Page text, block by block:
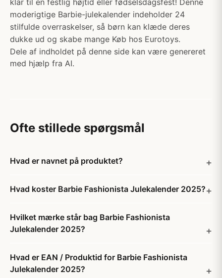
klar til en festlig højtid eller fødselsdagsfest! Denne
moderigtige Barbie-julekalender indeholder 24
stilfulde overraskelser, så børn kan klæde deres
dukke ud og skabe mange Køb hos Eurotoys.
Dele af indholdet på denne side kan være genereret
med hjælp fra AI.
Ofte stillede spørgsmål
Hvad er navnet på produktet?
Hvad koster Barbie Fashionista Julekalender 2025?
Hvilket mærke står bag Barbie Fashionista
Julekalender 2025?
Hvad er EAN / Produktid for Barbie Fashionista
Julekalender 2025?